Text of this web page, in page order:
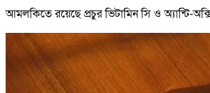
আমলকিতে রয়েছে প্রচুর ভিটামিন সি ও অ্যান্টি-